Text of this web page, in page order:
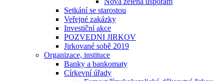
Setkání se starostou
Veřejné zakázky
Investiční akce
POZVEDNI JIRKOV
Jirkované sobě 2019
Organizace, instituce
Banky a bankomaty
Církevní úřady